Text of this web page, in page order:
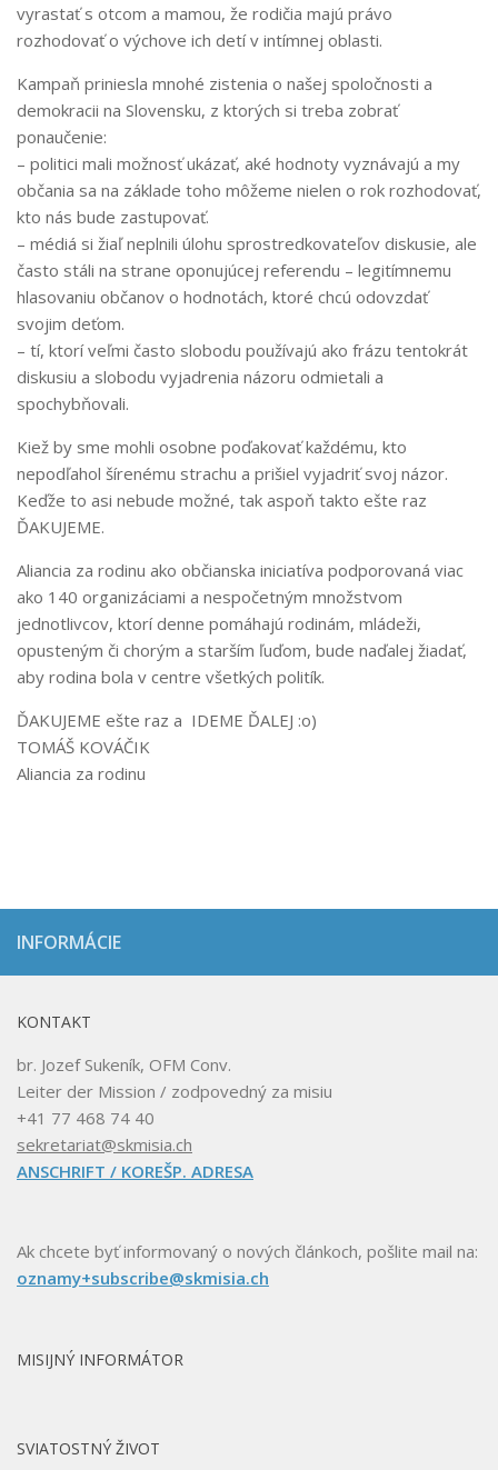
vyrastať s otcom a mamou, že rodičia majú právo
rozhodovať o výchove ich detí v intímnej oblasti.
Kampaň priniesla mnohé zistenia o našej spoločnosti a
demokracii na Slovensku, z ktorých si treba zobrať
ponaučenie:
– politici mali možnosť ukázať, aké hodnoty vyznávajú a my
občania sa na základe toho môžeme nielen o rok rozhodovať,
kto nás bude zastupovať.
– médiá si žiaľ neplnili úlohu sprostredkovateľov diskusie, ale
často stáli na strane oponujúcej referendu – legitímnemu
hlasovaniu občanov o hodnotách, ktoré chcú odovzdať
svojim deťom.
– tí, ktorí veľmi často slobodu používajú ako frázu tentokrát
diskusiu a slobodu vyjadrenia názoru odmietali a
spochybňovali.
Kiež by sme mohli osobne poďakovať každému, kto
nepodľahol šírenému strachu a prišiel vyjadriť svoj názor.
Keďže to asi nebude možné, tak aspoň takto ešte raz
ĎAKUJEME.
Aliancia za rodinu ako občianska iniciatíva podporovaná viac
ako 140 organizáciami a nespočetným množstvom
jednotlivcov, ktorí denne pomáhajú rodinám, mládeži,
opusteným či chorým a starším ľuďom, bude naďalej žiadať,
aby rodina bola v centre všetkých politík.
ĎAKUJEME ešte raz a IDEME ĎALEJ :o)
TOMÁŠ KOVÁČIK
Aliancia za rodinu
INFORMÁCIE
KONTAKT
br. Jozef Sukeník, OFM Conv.
Leiter der Mission / zodpovedný za misiu
+41 77 468 74 40
sekretariat@skmisia.ch
ANSCHRIFT / KOREŠP. ADRESA
Ak chcete byť informovaný o nových článkoch, pošlite mail na:
oznamy+subscribe@skmisia.ch
MISIJNÝ INFORMÁTOR
SVIATOSTNÝ ŽIVOT